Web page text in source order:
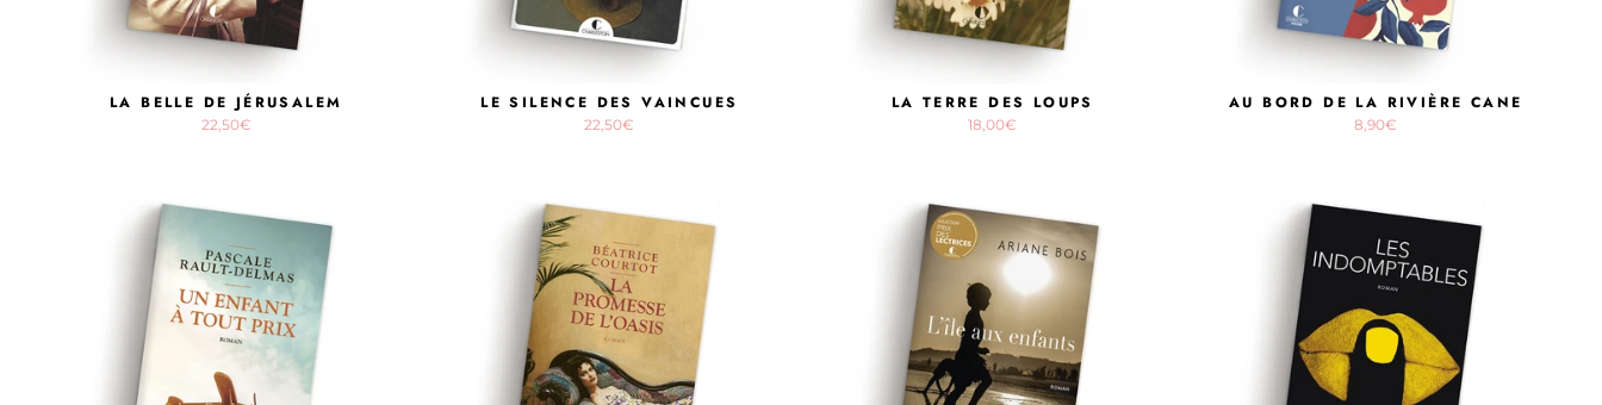
LA BELLE DE JÉRUSALEM
22,50€
LE SILENCE DES VAINCUES
22,50€
LA TERRE DES LOUPS
18,00€
AU BORD DE LA RIVIÈRE CANE
8,90€